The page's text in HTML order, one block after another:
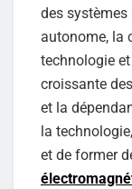
des
autonome, la
technologie
croissante
et la
la
et de former